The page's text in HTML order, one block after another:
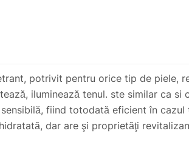
potrivit pentru orice tip de piele,
iluminează tenul. ste similar ca
fiind totodată eficient în
dar are şi proprietăţi